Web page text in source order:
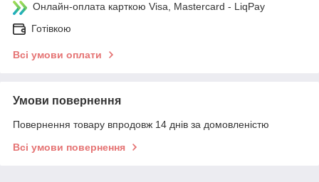
Онлайн-оплата карткою Visa, Mastercard - LiqPay
Готівкою
Всі умови оплати
Умови повернення
Повернення товару впродовж 14 днів за домовленістю
Всі умови повернення